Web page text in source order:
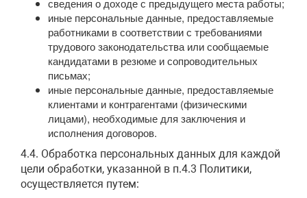
сведения о доходе с предыдущего места работы;
иные персональные данные, предоставляемые
работниками в соответствии с требованиями
трудового законодательства или сообщаемые
кандидатами в резюме и сопроводительных
письмах;
иные персональные данные, предоставляемые
клиентами и контрагентами (физическими
лицами), необходимые для заключения и
исполнения договоров.
4.4. Обработка персональных данных для каждой
цели обработки, указанной в п.4.3 Политики,
осуществляется путем: